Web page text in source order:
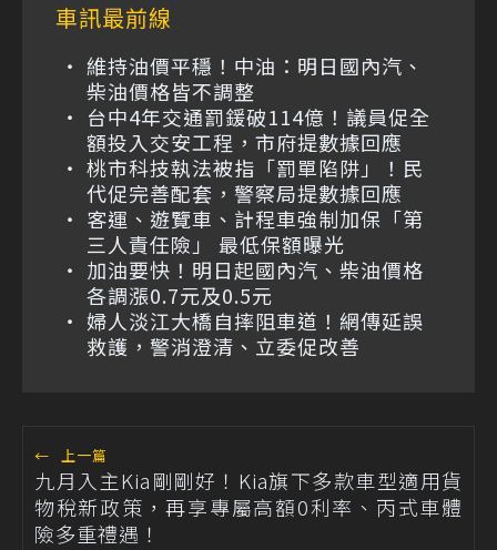
車訊最前線
維持油價平穩！中油：明日國內汽、
柴油價格皆不調整
台中4年交通罰鍰破114億！議員促全
額投入交安工程，市府提數據回應
桃市科技執法被指「罰單陷阱」！民
代促完善配套，警察局提數據回應
客運、遊覽車、計程車強制加保「第
三人責任險」 最低保額曝光
加油要快！明日起國內汽、柴油價格
各調漲0.7元及0.5元
婦人淡江大橋自摔阻車道！網傳延誤
救護，警消澄清、立委促改善
← 上一篇
九月入主Kia剛剛好！Kia旗下多款車型適用貨
物稅新政策，再享專屬高額0利率、丙式車體
險多重禮遇！